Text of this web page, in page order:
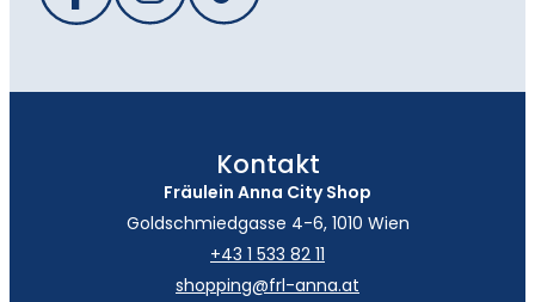
Kontakt
Fräulein Anna City Shop
Goldschmiedgasse 4-6, 1010 Wien
+43 1 533 82 11
shopping@frl-anna.at